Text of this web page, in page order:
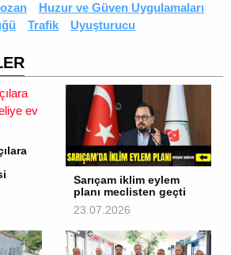
Huzur ve Güven Uygulamaları
Trafik Uyuşturucu
Sarıçam iklim eylem
planı meclisten geçti
23.07.2026